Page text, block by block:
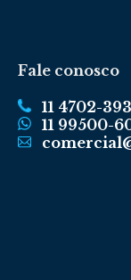
Fale conosco
11 4702-
11 99500-